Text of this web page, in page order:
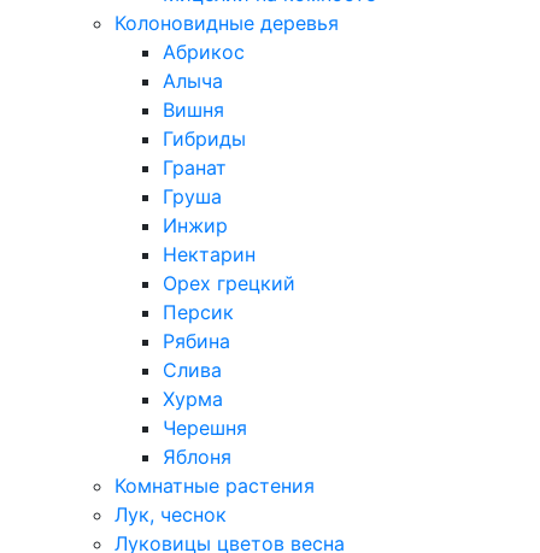
Колоновидные деревья
Абрикос
Алыча
Вишня
Гибриды
Гранат
Груша
Инжир
Нектарин
Орех грецкий
Персик
Рябина
Слива
Хурма
Черешня
Яблоня
Комнатные растения
Лук, чеснок
Луковицы цветов весна